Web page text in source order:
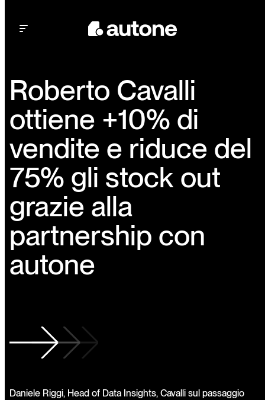
Open main menu
Roberto Cavalli
ottiene +10% di
vendite e riduce del
75% gli stock out
grazie alla
partnership con
autone
Daniele Riggi, Head of Data Insights, Cavalli sul passaggio